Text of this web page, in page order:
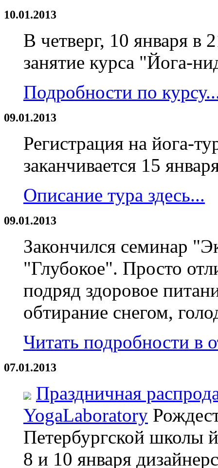
10.01.2013
В четверг, 10 января в
занятие курса "Йога-
Подробности по
09.01.2013
Регистрация на йога-
заканчивается 15
Описание тура здесь...
09.01.2013
Закончился семинар
"Глубокое". Просто
подряд здоровое
обтирание снегом,
Читать подробности в
07.01.2013
Праздничная
YogaLaboratory
Петербургской школы
8 и 10 января